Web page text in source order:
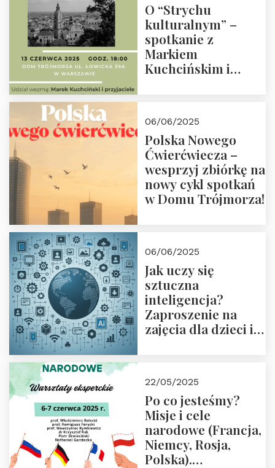
O “Strychu
kulturalnym” –
spotkanie z
Markiem
Kuchcińskim i
18:00
06/06/2025
Polska Nowego
Ćwierćwiecza –
wesprzyj zbiórkę na
nowy cykl spotkań
w Domu Trójmorza!
06/06/2025
Jak uczy się
sztuczna
inteligencja?
Zaproszenie na
zajęcia dla dzieci i
22/05/2025
Po co jesteśmy?
Misje i cele
narodowe (Francja,
Niemcy, Rosja,
Polska).